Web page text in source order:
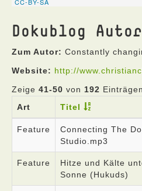
Dokublog
Zum Autor: Constantly
Website: http://
Zeige 41-50 von 192 Einträgen.
Art
Titel
Feature
Connecting The
Studio.mp3
Feature
Hitze und Kälte
Sonne (Hukuds)